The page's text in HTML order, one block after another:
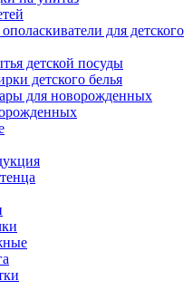
для детского
детской посуды
детского белья
для новорожденных